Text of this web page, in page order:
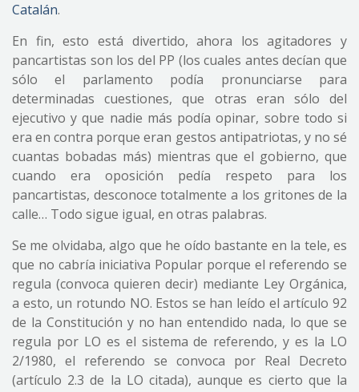
Catalán.
En fin, esto está divertido, ahora los agitadores y
pancartistas son los del PP (los cuales antes decían que
sólo el parlamento podía pronunciarse para
determinadas cuestiones, que otras eran sólo del
ejecutivo y que nadie más podía opinar, sobre todo si
era en contra porque eran gestos antipatriotas, y no sé
cuantas bobadas más) mientras que el gobierno, que
cuando era oposición pedía respeto para los
pancartistas, desconoce totalmente a los gritones de la
calle… Todo sigue igual, en otras palabras.
Se me olvidaba, algo que he oído bastante en la tele, es
que no cabría iniciativa Popular porque el referendo se
regula (convoca quieren decir) mediante Ley Orgánica,
a esto, un rotundo NO. Estos se han leído el artículo 92
de la Constitución y no han entendido nada, lo que se
regula por LO es el sistema de referendo, y es la LO
2/1980, el referendo se convoca por Real Decreto
(artículo 2.3 de la LO citada), aunque es cierto que la